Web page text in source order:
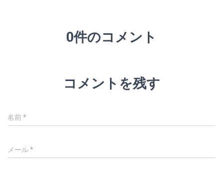
0件のコメント
コメントを残す
名前*
メール*